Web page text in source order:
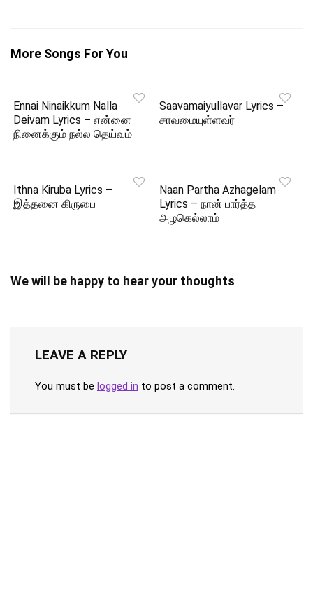
More Songs For You
Ennai Ninaikkum Nalla
Deivam Lyrics – என்னை
நினைக்கும் நல்ல தெய்வம்
Saavamaiyullavar Lyrics –
சாவமையுள்ளவர்
Ithna Kiruba Lyrics –
இத்தனை கிருபை
Naan Partha Azhagelam
Lyrics – நான் பார்த்த
அழகெல்லாம்
We will be happy to hear your thoughts
LEAVE A REPLY
You must be logged in to post a comment.